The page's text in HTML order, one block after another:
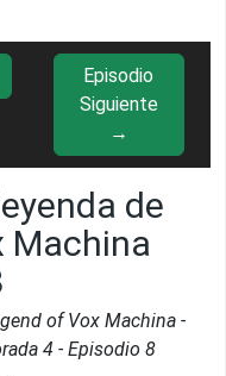
Episodio
Siguiente
→
de
Machina
of Vox Machina -
4 - Episodio 8